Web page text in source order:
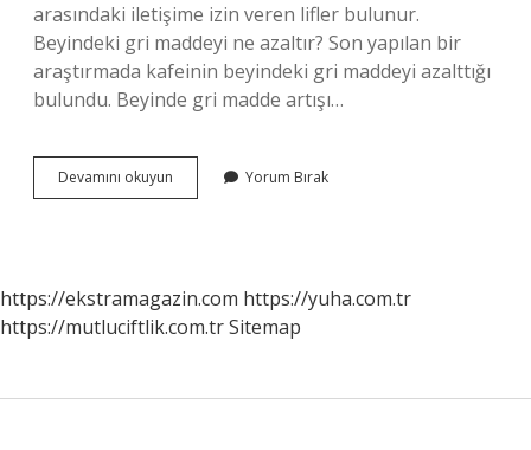
arasındaki iletişime izin veren lifler bulunur.
Beyindeki gri maddeyi ne azaltır? Son yapılan bir
araştırmada kafeinin beyindeki gri maddeyi azalttığı
bulundu. Beyinde gri madde artışı…
Devamını okuyun
Madde
Yorum Bırak
https://ekstramagazin.com https://yuha.com.tr
https://mutluciftlik.com.trSitemap